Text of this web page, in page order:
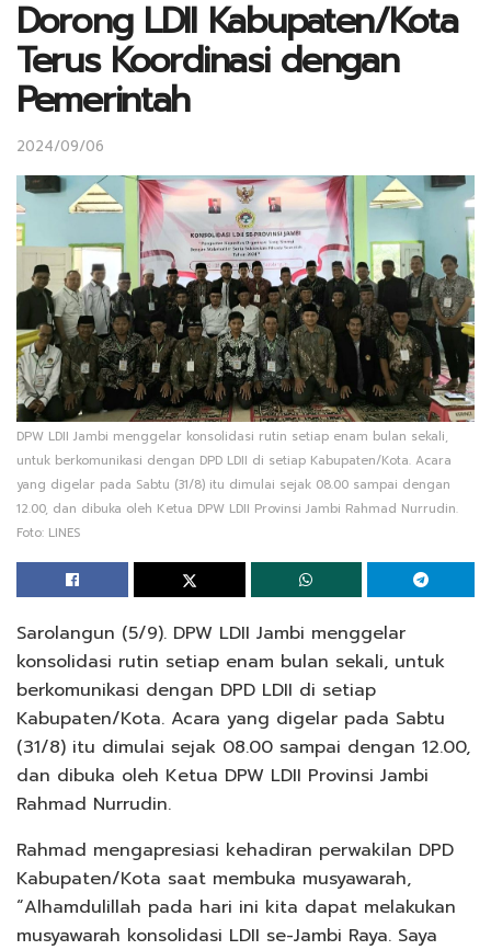
Dorong LDII Kabupaten/Kota
Terus Koordinasi dengan
Pemerintah
2024/09/06
DPW LDII Jambi menggelar konsolidasi rutin setiap enam bulan sekali,
untuk berkomunikasi dengan DPD LDII di setiap Kabupaten/Kota. Acara
yang digelar pada Sabtu (31/8) itu dimulai sejak 08.00 sampai dengan
12.00, dan dibuka oleh Ketua DPW LDII Provinsi Jambi Rahmad Nurrudin.
Foto: LINES
Sarolangun (5/9). DPW LDII Jambi menggelar
konsolidasi rutin setiap enam bulan sekali, untuk
berkomunikasi dengan DPD LDII di setiap
Kabupaten/Kota. Acara yang digelar pada Sabtu
(31/8) itu dimulai sejak 08.00 sampai dengan 12.00,
dan dibuka oleh Ketua DPW LDII Provinsi Jambi
Rahmad Nurrudin.
Rahmad mengapresiasi kehadiran perwakilan DPD
Kabupaten/Kota saat membuka musyawarah,
“Alhamdulillah pada hari ini kita dapat melakukan
musyawarah konsolidasi LDII se-Jambi Raya. Saya